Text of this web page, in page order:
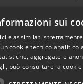
sui
e assimilati
cookie tecnico
aggregate e
può consultare la